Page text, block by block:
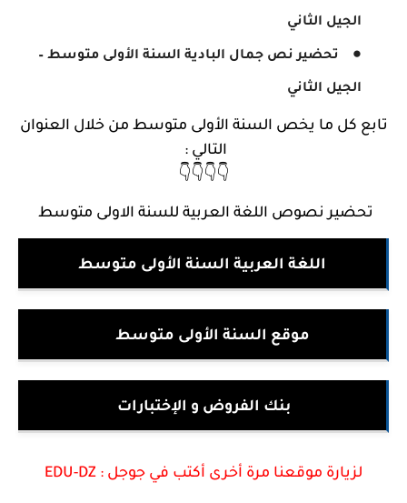
الجيل الثاني
تحضير نص جمال البادية السنة الأولى متوسط –
الجيل الثاني
تابع كل ما يخص السنة الأولى متوسط من خلال العنوان
التالي :
👇👇👇👇
تحضير نصوص اللغة العربية للسنة الاولى متوسط
اللغة العربية السنة الأولى متوسط
موقع السنة الأولى متوسط
بنك الفروض و الإختبارات
لزيارة موقعنا مرة أخرى أكتب في جوجل : EDU-DZ